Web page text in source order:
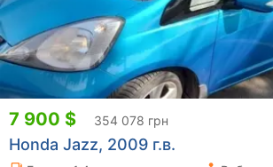
7 900 $ 354 078 грн
Honda Jazz, 2009 г.в.